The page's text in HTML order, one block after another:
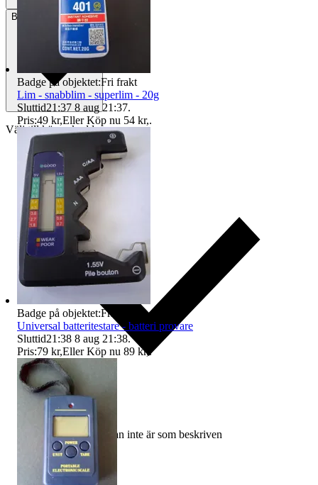
Betalning Via Tradera
Välj till köparskydd
Ersättning om varan inte är som beskriven
Badge på objektet:Fri frakt
Lim - snabblim - superlim - 20g
Sluttid21:37 8 aug 21:37.
Pris:49 kr,Eller Köp nu 54 kr,.
Badge på objektet:Fri frakt
Universal batteritestare - batteri provare
Sluttid21:38 8 aug 21:38.
Pris:79 kr,Eller Köp nu 89 kr, .